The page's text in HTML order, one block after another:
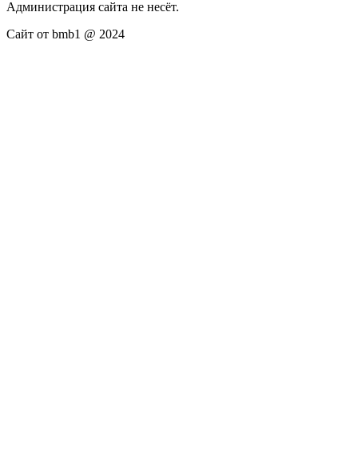
Администрация сайта не несёт.
Сайт от bmb1 @ 2024